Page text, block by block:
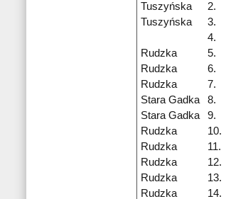
Tuszyńska
2.
Tuszyńska
3.
4.
Rudzka
5.
Rudzka
6.
Rudzka
7.
Stara Gadka
8.
Stara Gadka
9.
Rudzka
10.
Rudzka
11.
Rudzka
12.
Rudzka
13.
Rudzka
14.